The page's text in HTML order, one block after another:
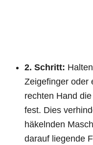
2. Schritt:
Zeigefinger oder
rechten Hand
fest. Dies
häkelnden
darauf liegende